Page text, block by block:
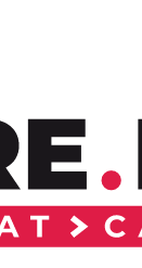
hiv